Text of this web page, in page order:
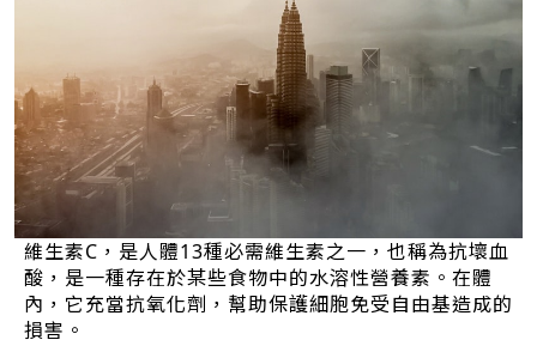
維生素C，是人體13種必需維生素之一，也稱為抗壞血
酸，是一種存在於某些食物中的水溶性營養素。在體
內，它充當抗氧化劑，幫助保護細胞免受自由基造成的
損害。